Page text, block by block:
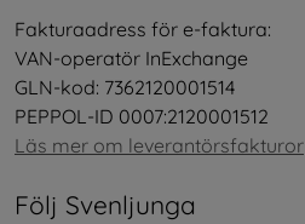
Fakturaadress för e-faktura:
VAN-operatör InExchange
GLN-kod: 7362120001514
PEPPOL-ID 0007:2120001512
Läs mer om leverantörsfakturor
Följ Svenljunga